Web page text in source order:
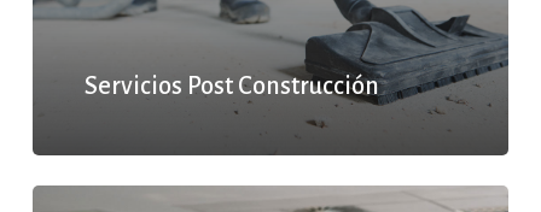
Servicios Post Construcción